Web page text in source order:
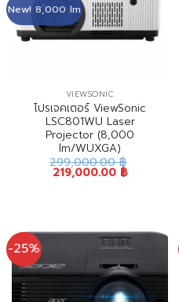
New! 8,000 lm
VIEWSONIC
โปรเจคเตอร์ ViewSonic
LSC801WU Laser
Projector (8,000
lm/WUXGA)
299,000.00฿
219,000.00 ฿
-25%